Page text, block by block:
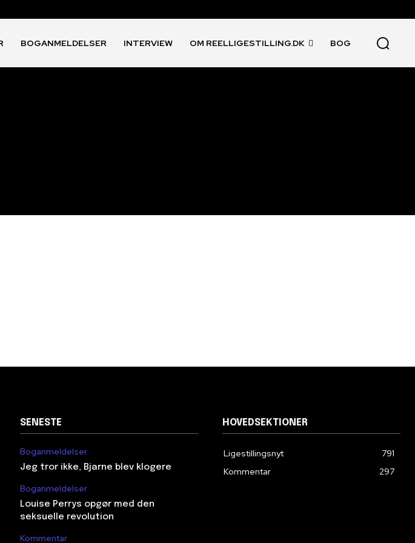
BOGANMELDELSER INTERVIEW OM REELLIGESTILLING.DK BOG
SENESTE
Boganmeldelser
Jeg tror ikke, Bjarne blev klogere
Boganmeldelser
Louise Perrys opgør med den
seksuelle revolution
Kommentar
HOVEDSEKTIONER
Ligestillingsnyt
791
Kommentar
297